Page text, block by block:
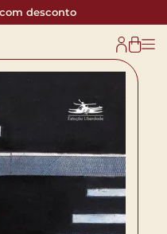
desconto